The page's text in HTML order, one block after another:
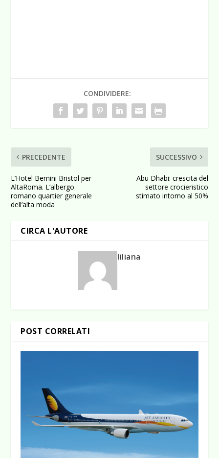
CONDIVIDERE:
PRECEDENTE
L’Hotel Bernini Bristol per
AltaRoma. L’albergo
romano quartier generale
dell’alta moda
SUCCESSIVO
Abu Dhabi: crescita del
settore crocieristico
stimato intorno al 50%
CIRCA L'AUTORE
liliana
POST CORRELATI